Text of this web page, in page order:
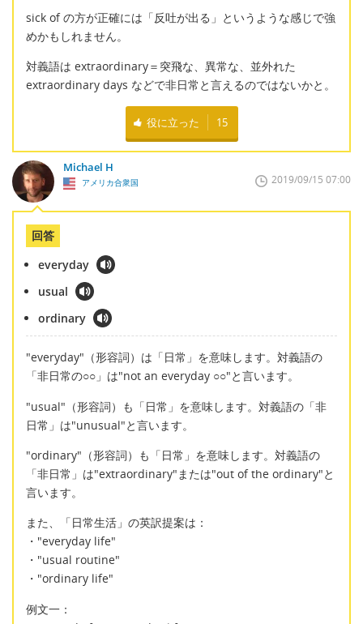
sick of の方が正確には「反吐が出る」というような感じで強
めかもしれません。
対義語は extraordinary＝突飛な、異常な、並外れた
extraordinary days などで非日常と言えるのではないかと。
役に立った 15
Michael H
アメリカ合衆国 2019/09/15 07:00
回答
everyday
usual
ordinary
"everyday"（形容詞）は「日常」を意味します。対義語の
「非日常の○○」は"not an everyday ○○"と言います。
"usual"（形容詞）も「日常」を意味します。対義語の「非
日常」は"unusual"と言います。
"ordinary"（形容詞）も「日常」を意味します。対義語の
「非日常」は"extraordinary"または"out of the ordinary"と
言います。
また、「日常生活」の英訳提案は：
・"everyday life"
・"usual routine"
・"ordinary life"
例文一：